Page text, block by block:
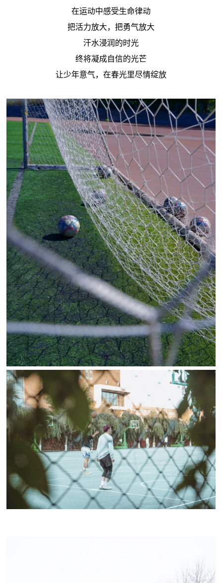
在运动中感受生命律动
把活力放大，把勇气放大
汗水浸润的时光
终将凝成自信的光芒
让少年意气，在春光里尽情绽放